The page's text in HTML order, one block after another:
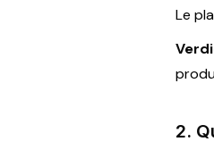
Le
2.